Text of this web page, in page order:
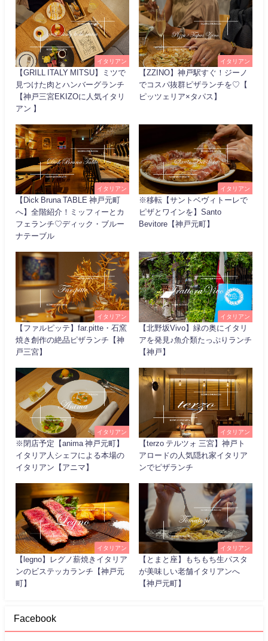
イタリアン
【GRILL ITALY MITSU】ミツで
見つけた肉とハンバーグランチ
【神戸三宮EKIZOに人気イタリ
アン 】
イタリアン
【ZZINO】神戸駅すぐ！ジーノ
でコスパ抜群ピザランチを♡【
ピッツェリア×タパス】
イタリアン
【Dick Bruna TABLE 神戸元町
へ】全階紹介！ミッフィーとカ
フェランチ♡ディック・ブルー
ナテーブル
イタリアン
※移転【サントベヴィトーレで
ピザとワインを】Santo
Bevitore【神戸元町】
イタリアン
【ファルピッテ】far.pitte・石窯
焼き創作の絶品ピザランチ【神
戸三宮】
イタリアン
【北野坂Vivo】緑の奥にイタリ
アを発見♪魚介類たっぷりランチ
【神戸】
イタリアン
※閉店予定【anima 神戸元町】
イタリア人シェフによる本場の
イタリアン【アニマ】
イタリアン
【terzo テルツォ 三宮】神戸ト
アロードの人気隠れ家イタリア
ンでピザランチ
イタリアン
【legno】レグノ薪焼きイタリア
ンのビステッカランチ【神戸元
町】
イタリアン
【とまと座】もちもち生パスタ
が美味しい老舗イタリアンへ
【神戸元町】
Facebook